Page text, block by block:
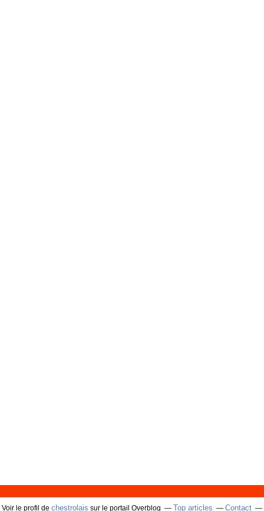
Voir le profil de chestrolais sur le portail Overblog Top articles Contact